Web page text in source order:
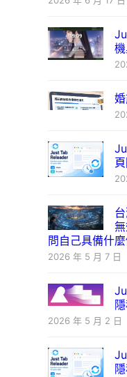
機
問自己具備什
2026 年 5 月 7 日
2026 年 5 月 2 日